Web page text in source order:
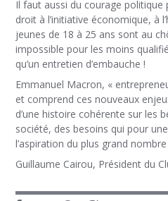
Il faut aussi du courage
droit à l’initiative économique, à
jeunes de 18 à 25 ans sont au
impossible pour les moins
qu’un entretien d’embauche !
Emmanuel Macron, «
et comprend ces nouveaux
d’une histoire cohérente sur les
société, des besoins qui pour
l’aspiration du plus grand nombre
Guillaume Cairou, Président du